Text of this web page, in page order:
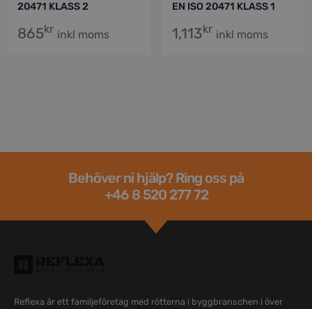
20471 KLASS 2
865kr inkl moms
EN ISO 20471 KLASS 1
1,113kr inkl moms
Behöver ni hjälp? Ring oss på
+46 8 520 277 72
Reflexa är ett familjeföretag med rötterna i byggbranschen i över